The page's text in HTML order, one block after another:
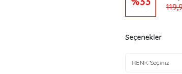
Seçenekler